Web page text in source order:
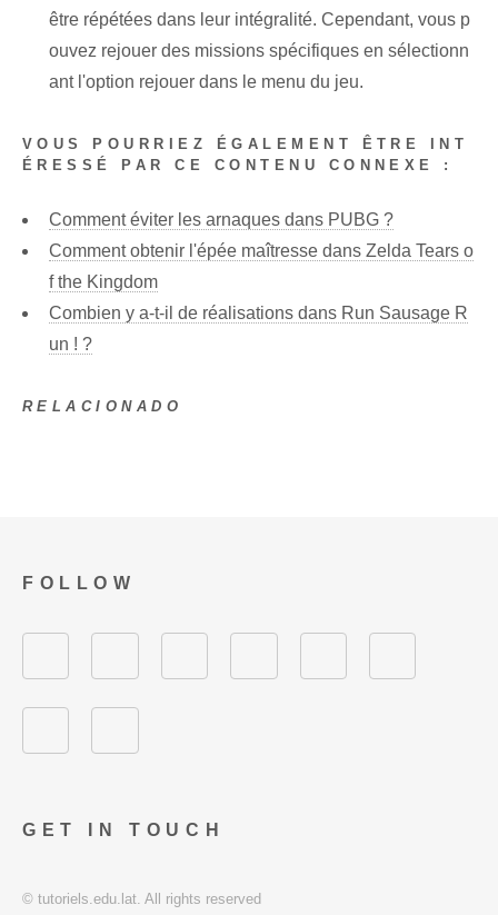
être répétées dans leur intégralité. Cependant, vous p
ouvez rejouer des missions spécifiques en sélectionn
ant l'option rejouer dans le menu du jeu.
VOUS POURRIEZ ÉGALEMENT ÊTRE INT
ÉRESSÉ PAR CE CONTENU CONNEXE :
Comment éviter les arnaques dans PUBG ?
Comment obtenir l'épée maîtresse dans Zelda Tears o
f the Kingdom
Combien y a-t-il de réalisations dans Run Sausage R
un ! ?
RELACIONADO
GET IN TOUCH
FOLLOW
© tutoriels.edu.lat. All rights reserved